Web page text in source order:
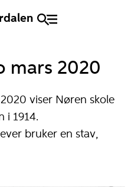
mars 2020
viser Nøren skole
i 1914.
bruker en stav,